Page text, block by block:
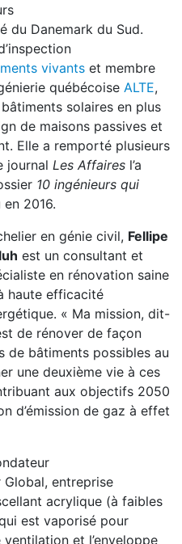
du Danemark du Sud.
vivants et membre
québécoise ALTE,
solaires en plus
de maisons passives et
Elle a remporté plusieurs
journal Les Affaires l’a
10 ingénieurs qui
en 2016.
en génie civil, Fellipe
est un consultant et
en rénovation saine
haute efficacité
« Ma mission, dit-
de rénover de façon
de bâtiments possibles au
une deuxième vie à ces
aux objectifs 2050
d’émission de gaz à effet
Global, entreprise
acrylique (à faibles
est vaporisé pour
et l’enveloppe